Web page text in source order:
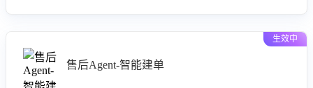
生效中
售后Agent-智能建单